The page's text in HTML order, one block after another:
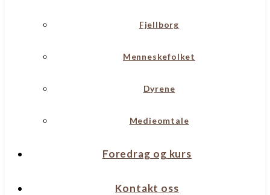
Fjellborg
Menneskefolket
Dyrene
Medieomtale
Foredrag og kurs
Kontakt oss